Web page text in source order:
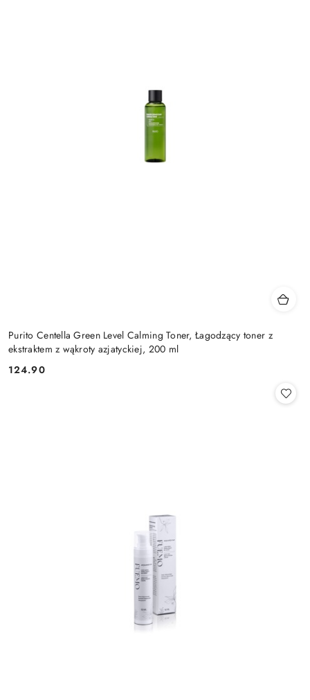
Purito Centella Green Level Calming Toner, Łagodzący toner z
ekstraktem z wąkroty azjatyckiej, 200 ml
Cena:
124.90